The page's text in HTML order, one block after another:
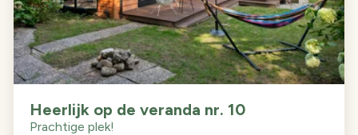
Heerlijk op de veranda nr. 10
Prachtige plek!